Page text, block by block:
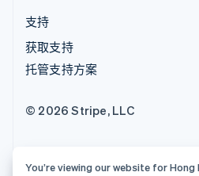
支持
获取支持
托管支持方案
© 2026 Stripe, LLC
You’re viewing our website for Hong